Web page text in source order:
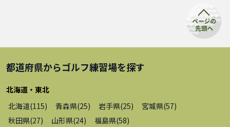
都道府県からゴルフ練習場を探す
北海道・東北
北海道(115) 青森県(25) 岩手県(25) 宮城県(57)
秋田県(27) 山形県(24) 福島県(58)